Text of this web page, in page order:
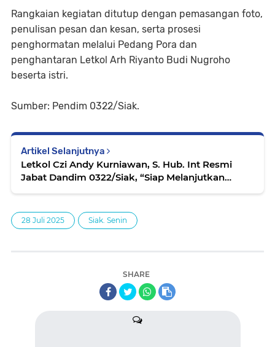
Rangkaian kegiatan ditutup dengan pemasangan foto,
penulisan pesan dan kesan, serta prosesi
penghormatan melalui Pedang Pora dan
penghantaran Letkol Arh Riyanto Budi Nugroho
beserta istri.
Sumber: Pendim 0322/Siak.
Artikel Selanjutnya
Letkol Czi Andy Kurniawan, S. Hub. Int Resmi
Jabat Dandim 0322/Siak, “Siap Melanjutkan
28 Juli 2025 Siak. Senin
SHARE